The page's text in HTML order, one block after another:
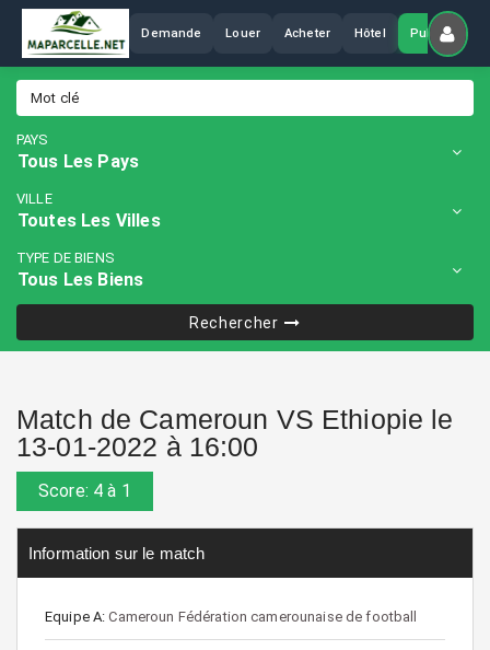
Demande Louer Acheter Hôtel Publier
PAYS
VILLE
TYPE DE BIENS
Rechercher
Match de Cameroun VS Ethiopie le
13-01-2022 à 16:00
Score: 4 à 1
Information sur le match
Equipe A:Cameroun Fédération camerounaise de football